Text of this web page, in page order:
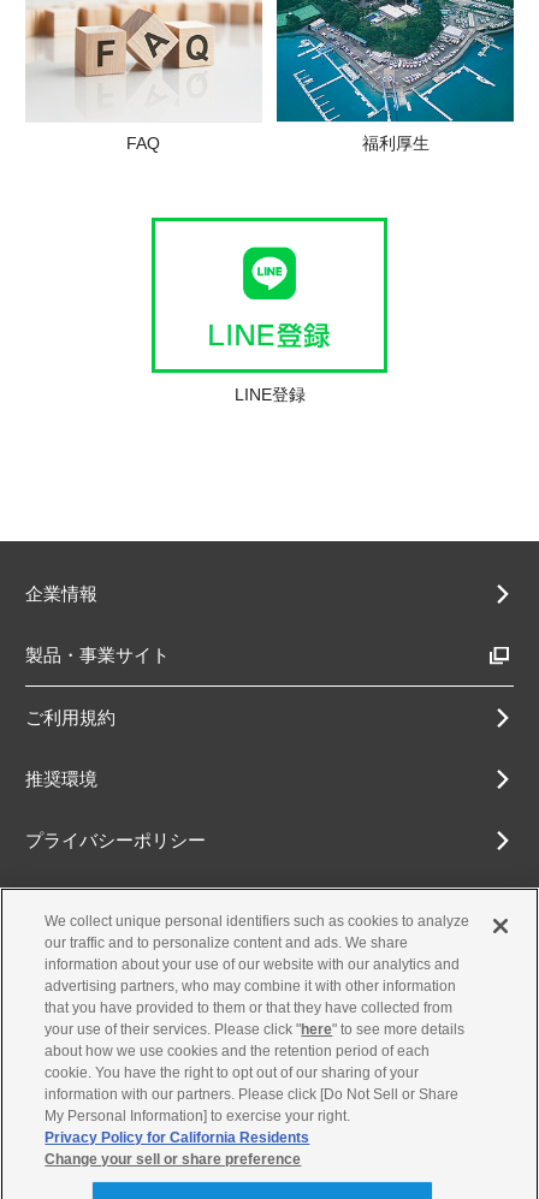
FAQ 福利厚生
LINE登録
企業情報
製品・事業サイト
ご利用規約
推奨環境
プライバシーポリシー
アクセシビリティ方針
古物営業法に基づく表示
お問合せ
We collect unique personal identifiers such as cookies to analyze
our traffic and to personalize content and ads. We share
information about your use of our website with our analytics and
advertising partners, who may combine it with other information
that you have provided to them or that they have collected from
your use of their services. Please click "here" to see more details
about how we use cookies and the retention period of each
cookie. You have the right to opt out of our sharing of your
information with our partners. Please click [Do Not Sell or Share
My Personal Information] to exercise your right.
Privacy Policy for California Residents
Change your sell or share preference